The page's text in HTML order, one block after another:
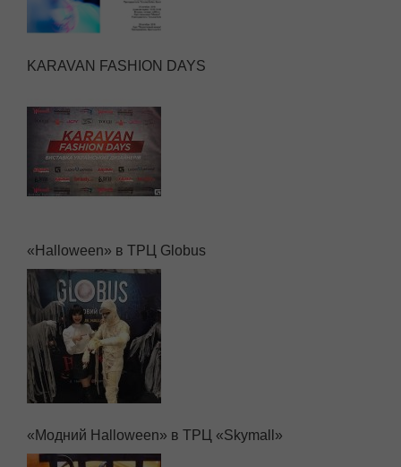
KARAVAN FASHION DAYS
«Halloween» в ТРЦ Globus
«Модний Halloween» в ТРЦ «Skymall»